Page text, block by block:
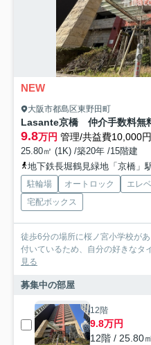
NEW
大阪市都島区東野田町
Lasante京橋 仲介手数料無
9.8万円 管理/共益費10,000円
25.80㎡ (1K) /築20年 /15階建
地下鉄長堀鶴見緑地「京橋」
駐輪場 オートロック エレ
宅配ボックス
徒歩6分の場所に桜ノ宮小学校が
付いているため、自分の好きなタ
見る
募集中の部屋
12階
9.8万円
12階 / 25.80